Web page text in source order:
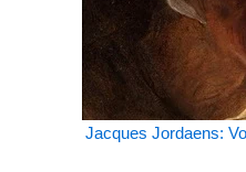
Jacques Jordaens: